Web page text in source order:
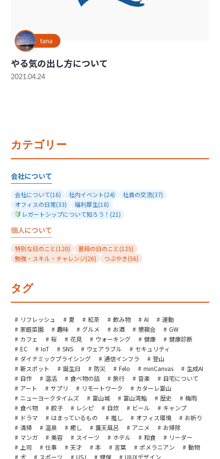
tana
やる気の出し方について
2021.04.24
カテゴリー
会社について
会社について(16) 社内イベント(24) 社員の交流(37)
オフィスの日常(33) 福利厚生(18)
レガートシップについて知ろう！ (21)
個人について
特別な日のこと(120) 普段の日のこと(125)
勉強・スキル・チャレンジ(26) つぶやき(56)
タグ
リフレッシュ 夏 紅茶 飲み物 AI
運動
家庭菜園
趣味 グルメ お酒 懇親会
GW
カフェ
桜 花見 ウォーキング 健康
健康診断
EC
IoT SNS ウェアラブル
セキュリティ
ダイナミックプライシング
通信インフラ
登山
新スポット
誕生日 防災 Felo miriCanvas
生成AI
自作
温活 食べ物の話 旅行 音楽
自宅について
アート
サプリ リモートワーク
カターレ富山
ニューヨークタイムズ
富山城 富山湾鮨 歴史
梅雨
食べ物
餃子 レシピ 自炊 ビール
キャンプ
ドラマ
はまっているもの 推し オフィス環境
お祈り
清掃
温泉 癒し 露天風呂 アニメ
お掃除
マンガ
美容 スイーツ ホテル 和食
リーダー
上司
仕事 天才 本 言葉 ポメラニアン
動物
犬
スポーツ USJ 健保
UIUXデザイン